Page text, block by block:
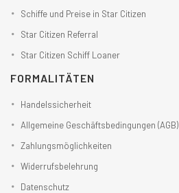
Schiffe und Preise in Star Citizen
Star Citizen Referral
Star Citizen Schiff Loaner
FORMALITÄTEN
Handelssicherheit
Allgemeine Geschäftsbedingungen (AGB)
Zahlungsmöglichkeiten
Widerrufsbelehrung
Datenschutz